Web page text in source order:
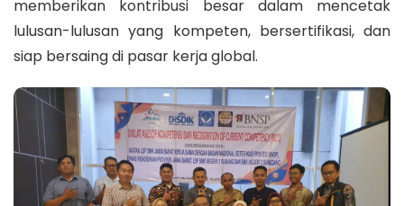
memberikan kontribusi besar dalam mencetak
lulusan-lulusan yang kompeten, bersertifikasi, dan
siap bersaing di pasar kerja global.